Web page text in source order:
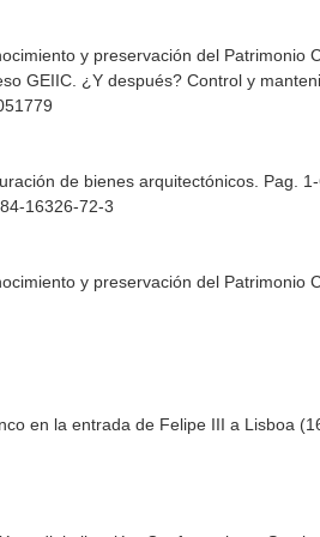
y preservación del Patrimonio
GEIIC. ¿Y después? Control y
de bienes arquitectónicos. Pag.
16326-72-3
y preservación del Patrimonio
en la entrada de Felipe III a Lisboa